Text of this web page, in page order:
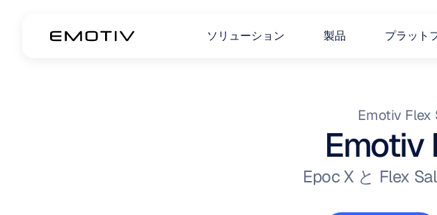
ソリューション 製品 プラット
Emotiv Flex
Emotiv
Epoc X と Flex